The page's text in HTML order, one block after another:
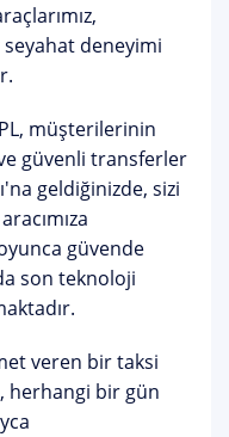
deneyimi
müşterilerinin
güvenli transferler
geldiğinizde, sizi
güvende
son teknoloji
veren bir taksi
herhangi bir gün